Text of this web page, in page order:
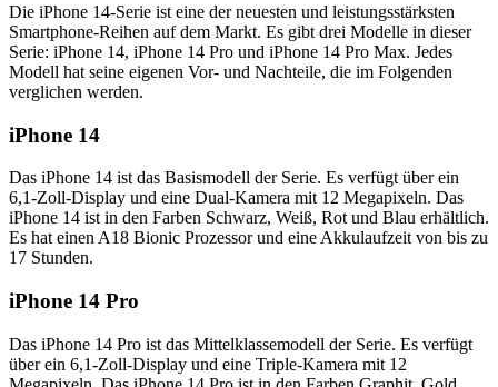
Die iPhone 14-Serie ist eine der neuesten und leistungsstärksten
Smartphone-Reihen auf dem Markt. Es gibt drei Modelle in dieser
Serie: iPhone 14, iPhone 14 Pro und iPhone 14 Pro Max. Jedes
Modell hat seine eigenen Vor- und Nachteile, die im Folgenden
verglichen werden.
iPhone 14
Das iPhone 14 ist das Basismodell der Serie. Es verfügt über ein
6,1-Zoll-Display und eine Dual-Kamera mit 12 Megapixeln. Das
iPhone 14 ist in den Farben Schwarz, Weiß, Rot und Blau erhältlich.
Es hat einen A18 Bionic Prozessor und eine Akkulaufzeit von bis zu
17 Stunden.
iPhone 14 Pro
Das iPhone 14 Pro ist das Mittelklassemodell der Serie. Es verfügt
über ein 6,1-Zoll-Display und eine Triple-Kamera mit 12